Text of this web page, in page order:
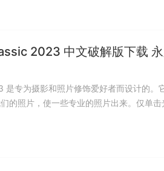
2023 中文破解版下载
专为摄影和照片修饰爱好者而设计的。
的照片，使一些专业的照片出来。仅单击